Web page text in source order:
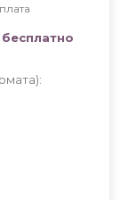
бесплатно